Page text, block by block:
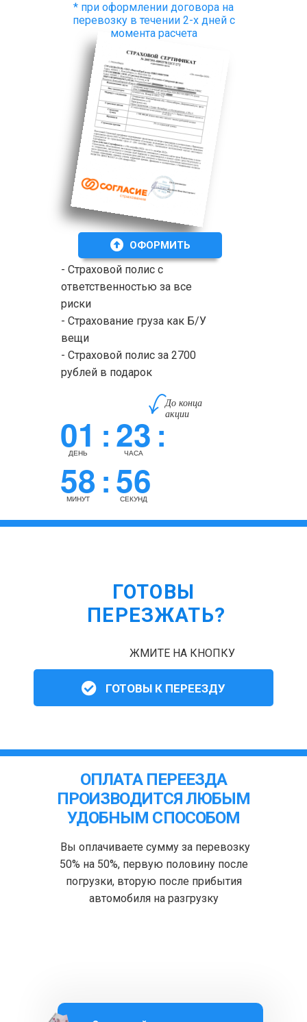
* при оформлении договора на
перевозку в течении 2-х дней с
момента расчета
- Страховой полис с
ответственностью за все
риски
- Страхование груза как Б/У
вещи
- Страховой полис за 2700
рублей в подарок
ОФОРМИТЬ
До конца
акции
01:
ДЕНЬ 23:
ЧАСА
58:
МИНУТ 55
СЕКУНД
ГОТОВЫ
ПЕРЕЗЖАТЬ?
ЖМИТЕ НА КНОПКУ
ГОТОВЫ К ПЕРЕЕЗДУ
ОПЛАТА ПЕРЕЕЗДА
ПРОИЗВОДИТСЯ ЛЮБЫМ
УДОБНЫМ СПОСОБОМ
Вы оплачиваете сумму за перевозку
50% на 50%, первую половину после
погрузки, вторую после прибытия
автомобиля на разгрузку